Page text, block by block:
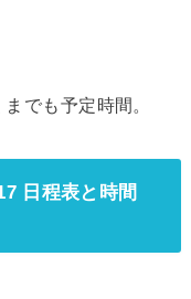
でも予定時間。
日程表と時間